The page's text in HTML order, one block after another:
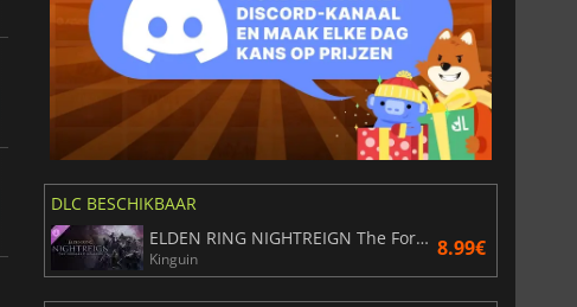
DLC BESCHIKBAAR
ELDEN RING NIGHTREIGN The Forsaken Hollows
Kinguin 8.99€